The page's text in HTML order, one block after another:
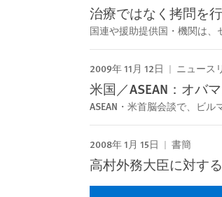
治療ではなく拷問を
国連や援助提供国・機関は
2009年 11月 12日 ニュース
米国／ASEAN：オバ
ASEAN・米首脳会談で、ビ
2008年 1月 15日 書簡
高村外務大臣に対す